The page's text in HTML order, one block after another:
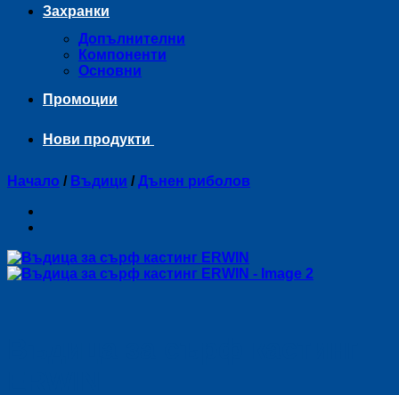
Захранки
Допълнителни
Компоненти
Основни
Промоции
Нови продукти
Начало / Въдици / Дънен риболов